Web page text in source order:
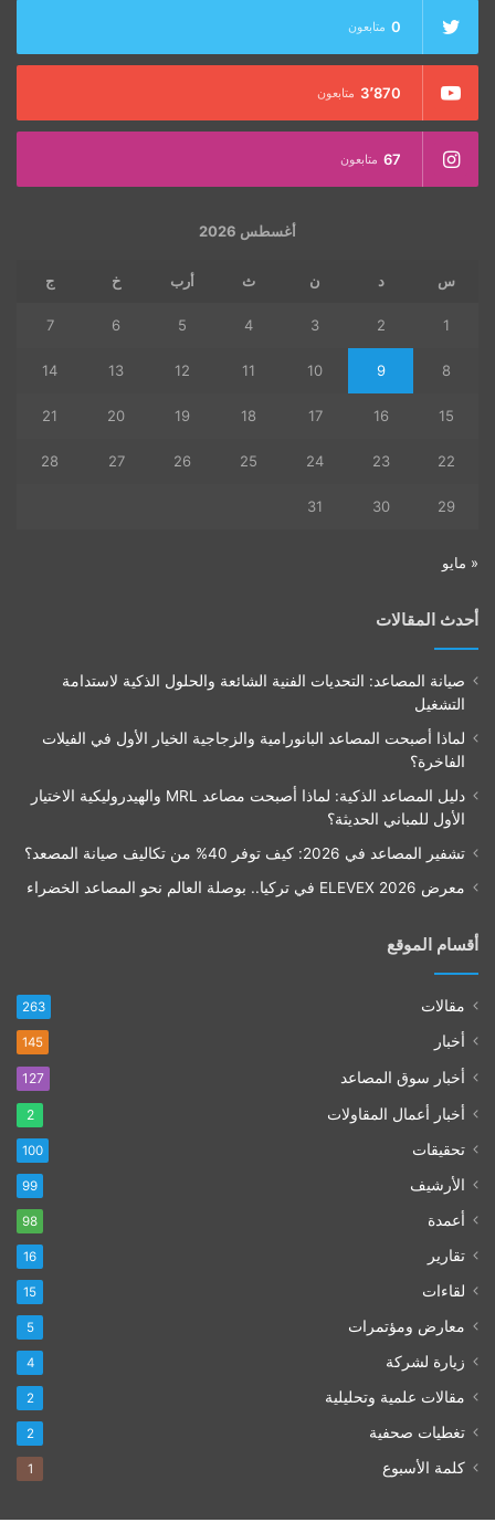
0 متابعون
3٬870 متابعون
67 متابعون
أغسطس 2026
س د ن ث أرب خ ج
1
2
3
4
5
6
7
8
9
10
11
12
13
14
15
16
17
18
19
20
21
22
23
24
25
26
27
28
29
30
31
« مايو
أحدث المقالات
صيانة المصاعد: التحديات الفنية الشائعة والحلول الذكية لاستدامة
التشغيل
لماذا أصبحت المصاعد البانورامية والزجاجية الخيار الأول في الفيلات
الفاخرة؟
دليل المصاعد الذكية: لماذا أصبحت مصاعد MRL والهيدروليكية الاختيار
الأول للمباني الحديثة؟
تشفير المصاعد في 2026: كيف توفر 40% من تكاليف صيانة المصعد؟
معرض ELEVEX 2026 في تركيا.. بوصلة العالم نحو المصاعد الخضراء
أقسام الموقع
مقالات 263
أخبار 145
أخبار سوق المصاعد 127
أخبار أعمال المقاولات 2
تحقيقات 100
الأرشيف 99
أعمدة 98
تقارير 16
لقاءات 15
معارض ومؤتمرات 5
زيارة لشركة 4
مقالات علمية وتحليلية 2
تغطيات صحفية 2
كلمة الأسبوع 1